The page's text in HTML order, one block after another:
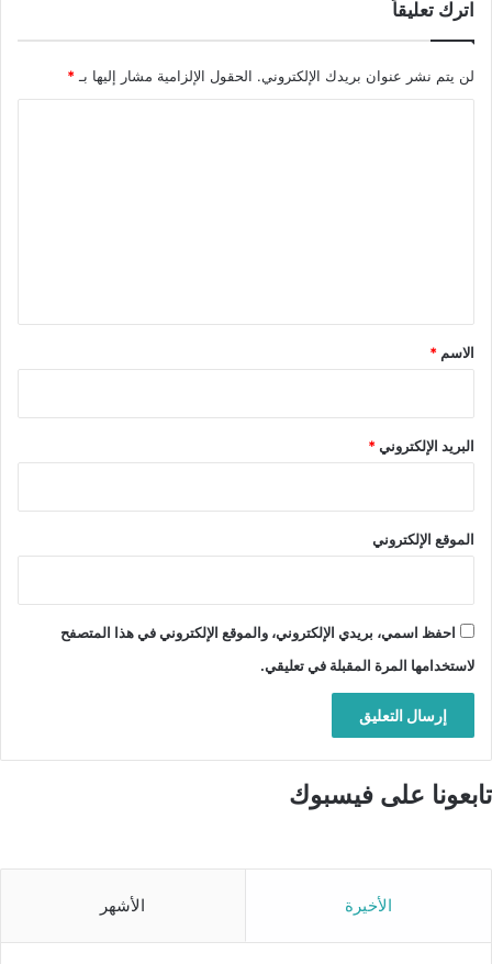
اترك تعليقاً
لن يتم نشر عنوان بريدك الإلكتروني. الحقول الإلزامية مشار إليها بـ *
*
الاسم *
البريد الإلكتروني*
الموقع الإلكتروني
احفظ اسمي، بريدي الإلكتروني، والموقع الإلكتروني في هذا المتصفح
لاستخدامها المرة المقبلة في تعليقي.
تابعونا على فيسبوك
الأخيرة الأشهر